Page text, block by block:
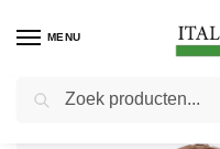
MENU
Home Herenmode / Truien